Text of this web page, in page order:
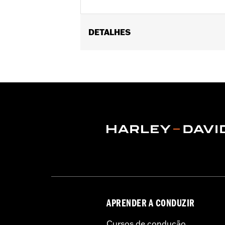
DETALHES
Installation Instructions
In the Box:Right and left hand grip
APRENDER A CONDUZIR